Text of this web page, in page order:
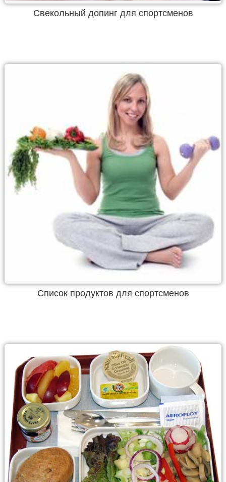
Свекольный допинг для спортсменов
Список продуктов для спортсменов